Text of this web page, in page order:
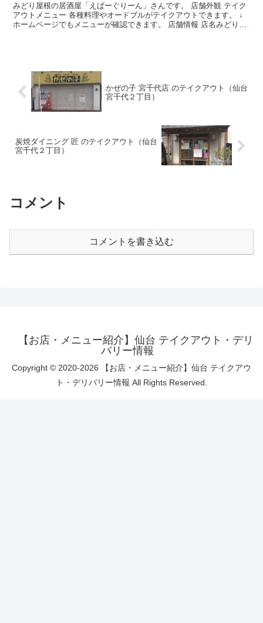
みどり屋根の居酒屋​「えばーぐりーん」さんです。 店舗外観 テイク
アウトメニュー 各種料理やオードブルがテイクアウトできます。 ↓
ホームページでもメニューが確認できます。 店舗情報 店名みどり屋
かぜの子 宮千代店 のテイクアウト（仙台
宮千代２丁目）
炭焼ダイニング 匠 のテイクアウト（仙台
宮千代２丁目）
コメント
コメントを書き込む
【お店・メニュー紹介】仙台 テイクアウト・デリ
バリー情報
Copyright © 2020-2026 【お店・メニュー紹介】仙台 テイクアウ
ト・デリバリー情報 All Rights Reserved.